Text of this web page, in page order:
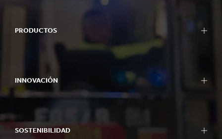
PRODUCTOS
INNOVACIÓN
SOSTENIBILIDAD